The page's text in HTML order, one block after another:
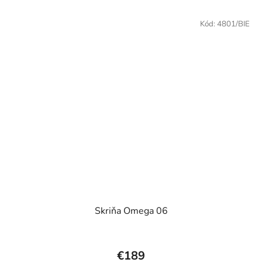
Skriňa Omega 06
€189
Kód: 4801/BIE